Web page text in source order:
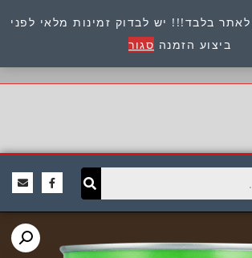
בלבד!!! יש לבדוק זמינות מלאי לפני
ביצוע הזמנה סגור
כתובת : היוזמים 9 אור יהודה שירות לקוחות 054-
8945722